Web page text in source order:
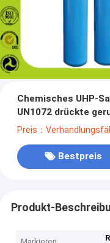
Chemisches UHP-
UN1072 drückte
Preis：
Bestpreis
Produkt-